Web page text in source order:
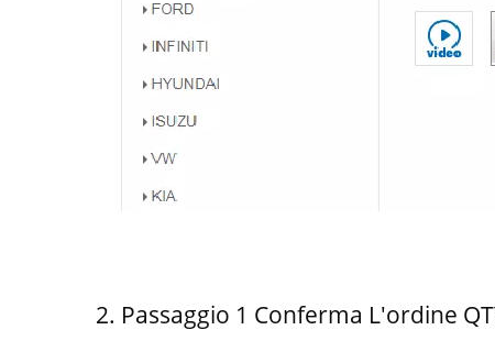
2. Passaggio 1 Conferma L'ordine